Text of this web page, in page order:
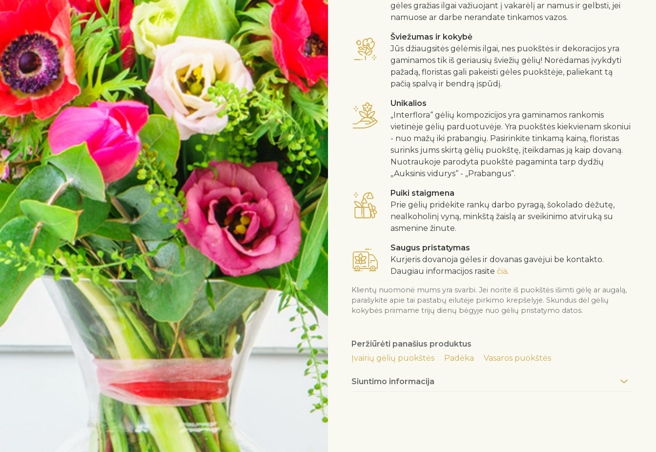
gėles gražias ilgai važiuojant į vakarėlį ar namus ir gelbsti, jei
namuose ar darbe nerandate tinkamos vazos.
Šviežumas ir kokybė
Jūs džiaugsitės gėlėmis ilgai, nes puokštės ir dekoracijos yra
gaminamos tik iš geriausių šviežių gėlių! Norėdamas įvykdyti
pažadą, floristas gali pakeisti gėles puokštėje, paliekant tą
pačią spalvą ir bendrą įspūdį.
Unikalios
„Interflora“ gėlių kompozicijos yra gaminamos rankomis
vietinėje gėlių parduotuvėje. Yra puokštės kiekvienam skoniui
- nuo mažų iki prabangių. Pasirinkite tinkamą kainą, floristas
surinks jums skirtą gėlių puokštę, įteikdamas ją kaip dovaną.
Nuotraukoje parodyta puokštė pagaminta tarp dydžių
„Auksinis vidurys“ - „Prabangus“.
Puiki staigmena
Prie gėlių pridėkite rankų darbo pyragą, šokolado dėžutę,
nealkoholinį vyną, minkštą žaislą ar sveikinimo atviruką su
asmenine žinute.
Saugus pristatymas
Kurjeris dovanoja gėles ir dovanas gavėjui be kontakto.
Daugiau informacijos rasite čia.
Klientų nuomonė mums yra svarbi. Jei norite iš puokštės išimti gėlę ar augalą,
parašykite apie tai pastabų eilutėje pirkimo krepšelyje. Skundus dėl gėlių
kokybės priimame trijų dienų bėgyje nuo gėlių pristatymo datos.
Peržiūrėti panašius produktus
Įvairių gėlių puokštės
Padėka Vasaros puokštės
Siuntimo informacija